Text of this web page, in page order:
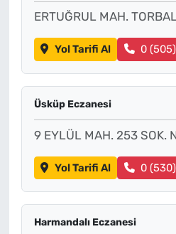
ERTUĞRUL MAH.
Yol Tarifi Al 0
Üsküp Eczanesi
9 EYLÜL MAH. 253 SOK.
Yol Tarifi Al 0
Harmandalı Eczanesi